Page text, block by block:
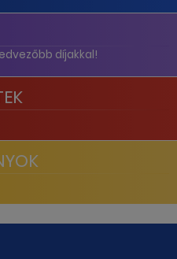
díjakkal!